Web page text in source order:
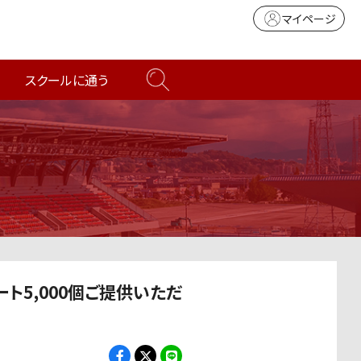
マイページ
スクールに通う
5,000個ご提供いただ